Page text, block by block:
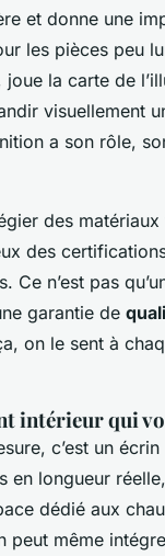
et donne une
les pièces peu
la carte de
visuellement
a son rôle,
des
des
Ce n’est pas
garantie de
on le sent à
intérieur qui
c’est un
en longueur
dédié aux
peut même